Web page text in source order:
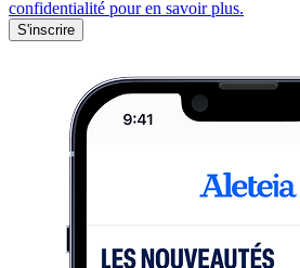
confidentialité pour en savoir plus.
S'inscrire